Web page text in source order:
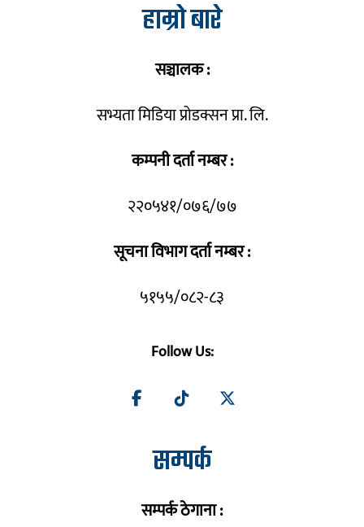
हाम्रो बारे
सञ्चालक :
सभ्यता मिडिया प्रोडक्सन प्रा. लि.
कम्पनी दर्ता नम्बर :
२२०५४१/०७६/७७
सूचना विभाग दर्ता नम्बर :
५१५५/०८२-८३
Follow Us:
सम्पर्क
सम्पर्क ठेगाना :